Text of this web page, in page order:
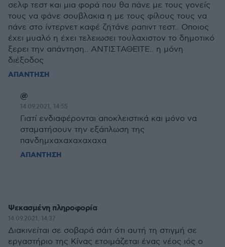
σελφ τεστ και μια φορά που θα πάνε με τους γονείς
τους να φάνε σουβλακια η με τους φίλους τους να
πάνε στο ίντερνετ καφέ ζητάνε ραπιντ τεστ.. Οποιος
έχει μυαλό η έχει τελειωσει τουλαχιστον το δημοτικό
ξερει την απάντηση.. ΑΝΤΙΣΤΑΘΕΊΤΕ.. η μόνη
διέξοδος
ΑΠΑΝΤΗΣΗ
@
14.09.2021, 14:55
Γιατί ενδιαφέρονται αποκλειστικά και μόνο να
σταματήσουν την εξάπλωση της
πανδημχαχαχαχαχαχα
ΑΠΑΝΤΗΣΗ
Ψεκασμένη πληροφορία
14.09.2021, 14:37
Διακινείται σε σοβαρά σάιτ ότι αυτή τη στιγμή σε
εργαστήριο της Κίνας ετοιμάζεται ένας νέος ιός ο